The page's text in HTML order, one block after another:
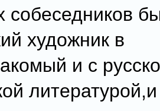
художник в
и с